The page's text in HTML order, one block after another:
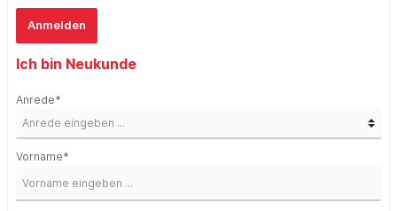
Anmelden
Ich bin Neukunde
Anrede*
Vorname*